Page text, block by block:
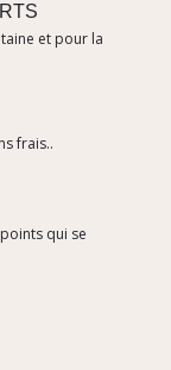
et pour la
frais..
qui se